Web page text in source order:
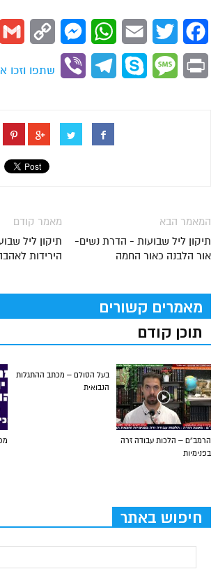
Facebook
Twitter
Email
WhatsApp
Messenger
Copy
Print
Message
Skype
Telegram
Viber
שתפו וזכו
מאמר קודם
תיקון ליל
הירידות
המאמר הבא
תיקון ליל שבועות - הדרת נשים-
אור הלבנה כאור החמה
מאמרים קשורים
תוכן קודם
בעל הסולם – מכתב ההתגלות
הנבואית
הרמב”ם – הלכות עבודה זרה
בפנימיות
חיפוש באתר